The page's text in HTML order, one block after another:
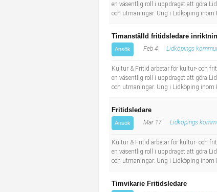
en väsentlig roll i uppdraget att göra
och utmaningar. Ung i Lidköping inom
Timanställd fritidsledare
Ansök Feb 4 Lidköpings
Kultur & Fritid arbetar för kultur- och
en väsentlig roll i uppdraget att göra
och utmaningar. Ung i Lidköping inom
Fritidsledare
Ansök Mar 17 Lidköpings
Kultur & Fritid arbetar för kultur- och
en väsentlig roll i uppdraget att göra
och utmaningar. Ung i Lidköping inom
Timvikarie Fritidsledare